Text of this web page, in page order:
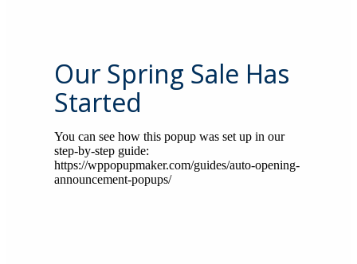
Our Spring Sale Has
Started
You can see how this popup was set up in our
step-by-step guide:
https://wppopupmaker.com/guides/auto-opening-
announcement-popups/